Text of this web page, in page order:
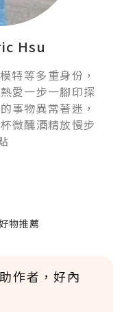
Hsu
特等多重身份，
愛一步一腳印探
事物異常著迷，
微醺酒精放慢步
物推薦
作者，好內